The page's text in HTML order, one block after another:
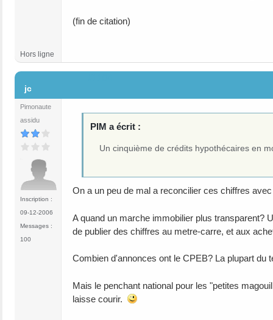
(fin de citation)
Hors ligne
jc
Pimonaute
assidu
Inscription :
09-12-2006
Messages :
100
PIM a écrit :
Un cinquième de crédits hypothécaires en
On a un peu de mal a reconcilier ces chiffres
A quand un marche immobilier plus transparent?
de publier des chiffres au metre-carre, et aux
Combien d'annonces ont le CPEB? La plupart du
Mais le penchant national pour les "petites
laisse courir.